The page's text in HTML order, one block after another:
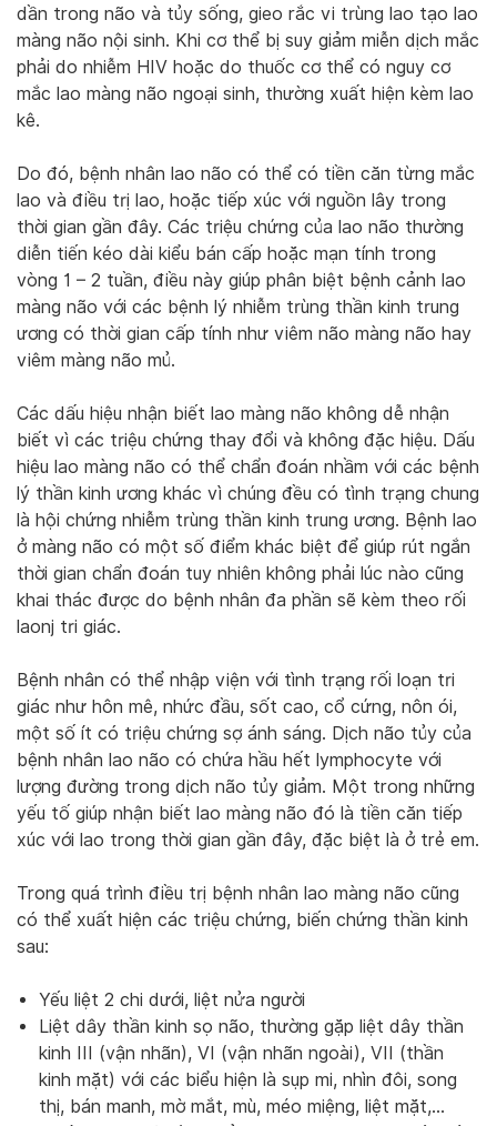
dần trong não và tủy sống, gieo rắc vi trùng lao tạo lao
màng não nội sinh. Khi cơ thể bị suy giảm miễn dịch mắc
phải do nhiễm HIV hoặc do thuốc cơ thể có nguy cơ
mắc lao màng não ngoại sinh, thường xuất hiện kèm lao
kê.
Do đó, bệnh nhân lao não có thể có tiền căn từng mắc
lao và điều trị lao, hoặc tiếp xúc với nguồn lây trong
thời gian gần đây. Các triệu chứng của lao não thường
diễn tiến kéo dài kiểu bán cấp hoặc mạn tính trong
vòng 1 – 2 tuần, điều này giúp phân biệt bệnh cảnh lao
màng não với các bệnh lý nhiễm trùng thần kinh trung
ương có thời gian cấp tính như viêm não màng não hay
viêm màng não mủ.
Các dấu hiệu nhận biết lao màng não không dễ nhận
biết vì các triệu chứng thay đổi và không đặc hiệu. Dấu
hiệu lao màng não có thể chẩn đoán nhầm với các bệnh
lý thần kinh ương khác vì chúng đều có tình trạng chung
là hội chứng nhiễm trùng thần kinh trung ương. Bệnh lao
ở màng não có một số điểm khác biệt để giúp rút ngắn
thời gian chẩn đoán tuy nhiên không phải lúc nào cũng
khai thác được do bệnh nhân đa phần sẽ kèm theo rối
laonj tri giác.
Bệnh nhân có thể nhập viện với tình trạng rối loạn tri
giác như hôn mê, nhức đầu, sốt cao, cổ cứng, nôn ói,
một số ít có triệu chứng sợ ánh sáng. Dịch não tủy của
bệnh nhân lao não có chứa hầu hết lymphocyte với
lượng đường trong dịch não tủy giảm. Một trong những
yếu tố giúp nhận biết lao màng não đó là tiền căn tiếp
xúc với lao trong thời gian gần đây, đặc biệt là ở trẻ em.
Trong quá trình điều trị bệnh nhân lao màng não cũng
có thể xuất hiện các triệu chứng, biến chứng thần kinh
sau:
Yếu liệt 2 chi dưới, liệt nửa người
Liệt dây thần kinh sọ não, thường gặp liệt dây thần
kinh III (vận nhãn), VI (vận nhãn ngoài), VII (thần
kinh mặt) với các biểu hiện là sụp mi, nhìn đôi, song
thị, bán manh, mờ mắt, mù, méo miệng, liệt mặt,…